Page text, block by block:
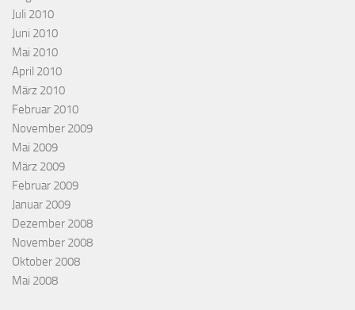
Juli 2010
Juni 2010
Mai 2010
April 2010
März 2010
Februar 2010
November 2009
Mai 2009
März 2009
Februar 2009
Januar 2009
Dezember 2008
November 2008
Oktober 2008
Mai 2008